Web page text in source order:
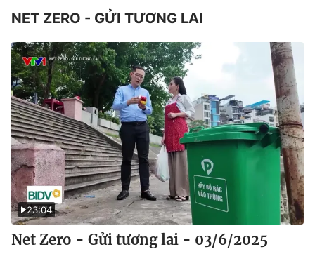
NET ZERO - GỬI TƯƠNG LAI
23:04
Net Zero - Gửi tương lai - 03/6/2025